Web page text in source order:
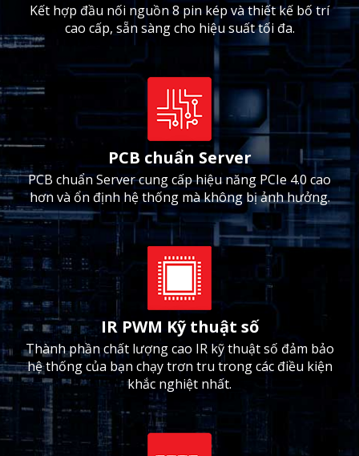
Kết hợp đầu nối nguồn 8 pin kép và thiết kế bố trí
cao cấp, sẵn sàng cho hiệu suất tối đa.
PCB chuẩn Server
PCB chuẩn Server cung cấp hiệu năng PCIe 4.0 cao
hơn và ổn định hệ thống mà không bị ảnh hưởng.
IR PWM Kỹ thuật số
Thành phần chất lượng cao IR kỹ thuật số đảm bảo
hệ thống của bạn chạy trơn tru trong các điều kiện
khắc nghiệt nhất.